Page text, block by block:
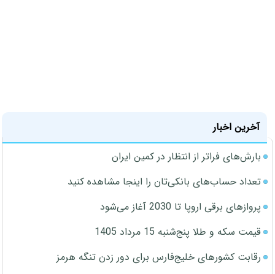
آخرین اخبار
بارش‌های فراتر از انتظار در کمین ایران
تعداد حساب‌های بانکی‌تان را اینجا مشاهده کنید
پروازهای برقی اروپا تا 2030 آغاز می‌شود
قیمت سکه و طلا پنج‌شنبه 15 مرداد 1405
رقابت کشورهای خلیج‌فارس برای دور زدن تنگه هرمز